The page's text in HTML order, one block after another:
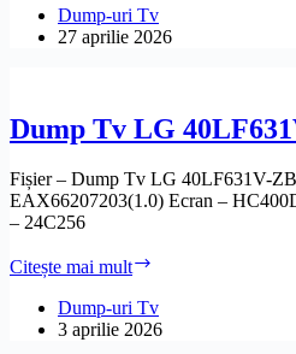
LG
24TK420V-
Dump-uri Tv
27 aprilie 2026
Dump Tv LG
Fișier – Dump Tv LG 40LF631V-ZB
EAX66207203(1.0) Ecran –
– 24C256
Citește mai mult
LG
40LF631V-
Dump-uri Tv
3 aprilie 2026